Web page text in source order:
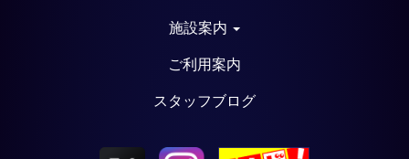
施設案内
ご利用案内
スタッフブログ